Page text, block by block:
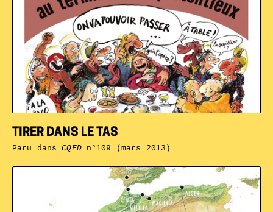
TIRER DANS LE TAS
Paru dansCQFDn°109 (mars 2013)